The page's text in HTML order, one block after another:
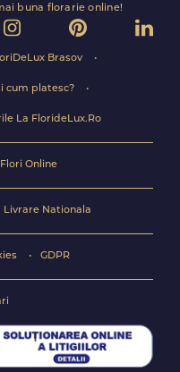
buna florarie online!
Brasov
cum platesc?
La FlorideLux.Ro
Flori Online
Livrare Nationala
GDPR